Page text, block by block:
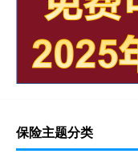
保险主题分类